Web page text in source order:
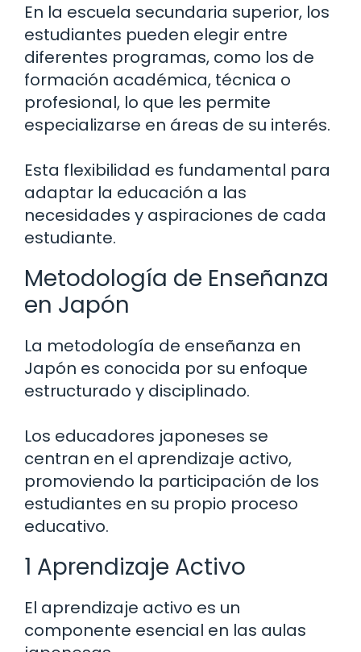
En la escuela secundaria superior, los
estudiantes pueden elegir entre
diferentes programas, como los de
formación académica, técnica o
profesional, lo que les permite
especializarse en áreas de su interés.
Esta flexibilidad es fundamental para
adaptar la educación a las
necesidades y aspiraciones de cada
estudiante.
Metodología de Enseñanza
en Japón
La metodología de enseñanza en
Japón es conocida por su enfoque
estructurado y disciplinado.
Los educadores japoneses se
centran en el aprendizaje activo,
promoviendo la participación de los
estudiantes en su propio proceso
educativo.
1 Aprendizaje Activo
El aprendizaje activo es un
componente esencial en las aulas